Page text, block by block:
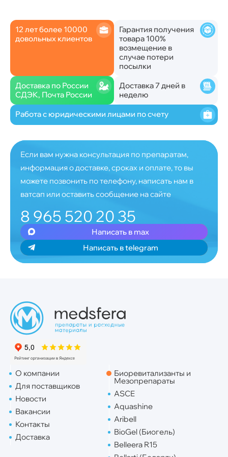
12 лет более 10000
довольных клиентов
Гарантия получения
товара 100%
возмещение в
случае потери
посылки
Доставка по России
СДЭК, Почта России
Доставка 7 дней в
неделю
Работа с юридическими лицами по счету
Если вам нужна консультация по препаратам,
информация о доставке, сроках и оплате, то вы
можете позвонить по телефону, написать нам в
ватсап или оставить сообщение на сайте
8 965 520 20 35
Написать в max
Написать в telegram
О компании
Для поставщиков
Новости
Вакансии
Контакты
Доставка
Биоревитализанты и
Мезопрепараты
ASCE
Aquashine
Aribell
BioGel (Биогель)
Belleera R15